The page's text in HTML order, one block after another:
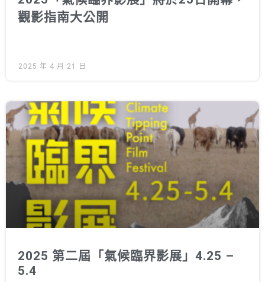
觀影指南大公開
2025 年 4 月 21 日
2025 第二屆「氣候臨界影展」4.25 –
5.4